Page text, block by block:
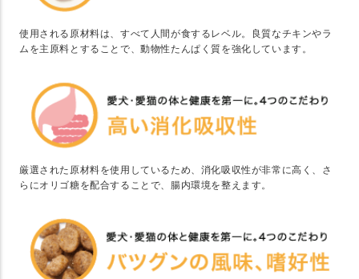
使用される原材料は、すべて人間が食するレベル。良質なチキンやラ
ムを主原料とすることで、動物性たんぱく質を強化しています。
厳選された原材料を使用しているため、消化吸収性が非常に高く、さ
らにオリゴ糖を配合することで、腸内環境を整えます。